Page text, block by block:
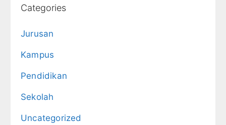
Categories
Jurusan
Kampus
Pendidikan
Sekolah
Uncategorized